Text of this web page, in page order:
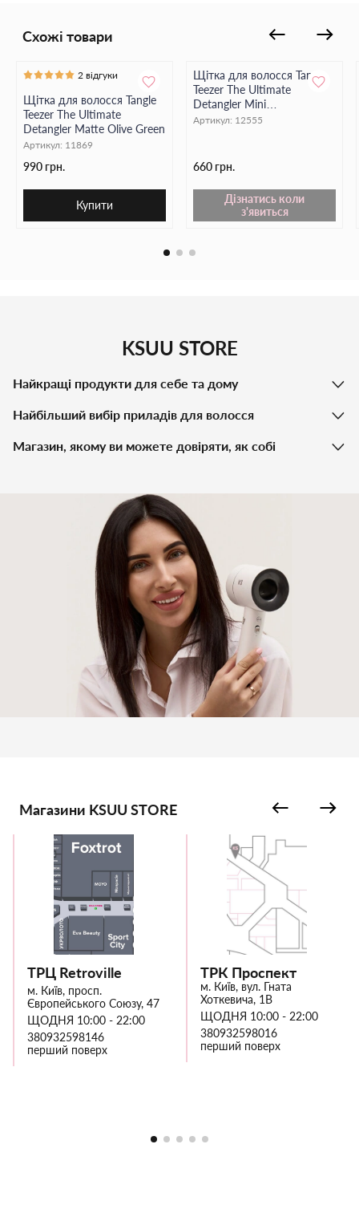
Схожі товари
2 відгуки
Щітка для волосся Tangle
Teezer The Ultimate
Detangler Matte Olive Green
Артикул: 11869
990 грн.
Купити
Щітка для волосся Tangle
Teezer The Ultimate
Detangler Mini
Transformative Teal
Артикул: 12555
660 грн.
Дізнатись коли
з'явиться
KSUU STORE
Найкращі продукти для себе та дому
Найбільший вибір приладів для волосся
Магазин, якому ви можете довіряти, як собі
Магазини KSUU STORE
ТРЦ Retroville
м. Київ, просп.
Європейського Союзу, 47
ЩОДНЯ 10:00 - 22:00
380932598146
перший поверх
ТРК Проспект
м. Київ, вул. Гната
Хоткевича, 1В
ЩОДНЯ 10:00 - 22:00
380932598016
перший поверх